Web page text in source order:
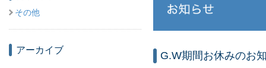
G.W期間お休みのお
その他
アーカイブ